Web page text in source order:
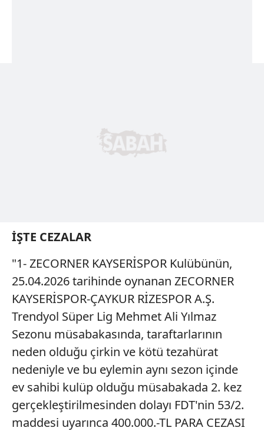
İŞTE CEZALAR
"1- ZECORNER KAYSERİSPOR Kulübünün,
25.04.2026 tarihinde oynanan ZECORNER
KAYSERİSPOR-ÇAYKUR RİZESPOR A.Ş.
Trendyol Süper Lig Mehmet Ali Yılmaz
Sezonu müsabakasında, taraftarlarının
neden olduğu çirkin ve kötü tezahürat
nedeniyle ve bu eylemin aynı sezon içinde
ev sahibi kulüp olduğu müsabakada 2. kez
gerçekleştirilmesinden dolayı FDT'nin 53/2.
maddesi uyarınca 400.000.-TL PARA CEZASI